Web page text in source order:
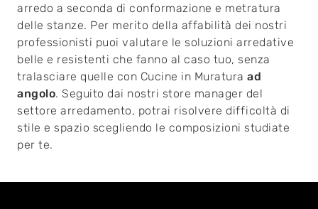
arredo a seconda di conformazione e metratura
delle stanze. Per merito della affabilità dei nostri
professionisti puoi valutare le soluzioni arredative
belle e resistenti che fanno al caso tuo, senza
tralasciare quelle con Cucine in Muratura ad
angolo. Seguito dai nostri store manager del
settore arredamento, potrai risolvere difficoltà di
stile e spazio scegliendo le composizioni studiate
per te.